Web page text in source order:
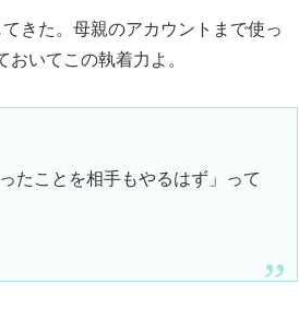
きた。母親のアカウントまで使っ
いてこの執着力よ。
たことを相手もやるはず」って